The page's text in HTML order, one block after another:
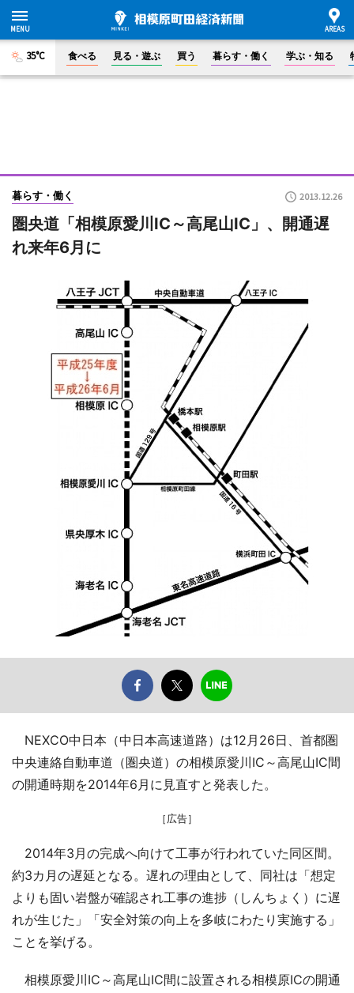
35°C 食べる 見る・遊ぶ 買う 暮らす・働く 学ぶ・知る
暮らす・働く 2013.12.26
圏央道「相模原愛川IC～高尾山IC」、開通遅
れ来年6月に
NEXCO中日本（中日本高速道路）は12月26日、首都圏
中央連絡自動車道（圏央道）の相模原愛川IC～高尾山IC間
の開通時期を2014年6月に見直すと発表した。
［広告］
2014年3月の完成へ向けて工事が行われていた同区間。
約3カ月の遅延となる。遅れの理由として、同社は「想定
よりも固い岩盤が確認され工事の進捗（しんちょく）に遅
れが生じた」「安全対策の向上を多岐にわたり実施する」
ことを挙げる。
相模原愛川IC～高尾山IC間に設置される相模原ICの開通